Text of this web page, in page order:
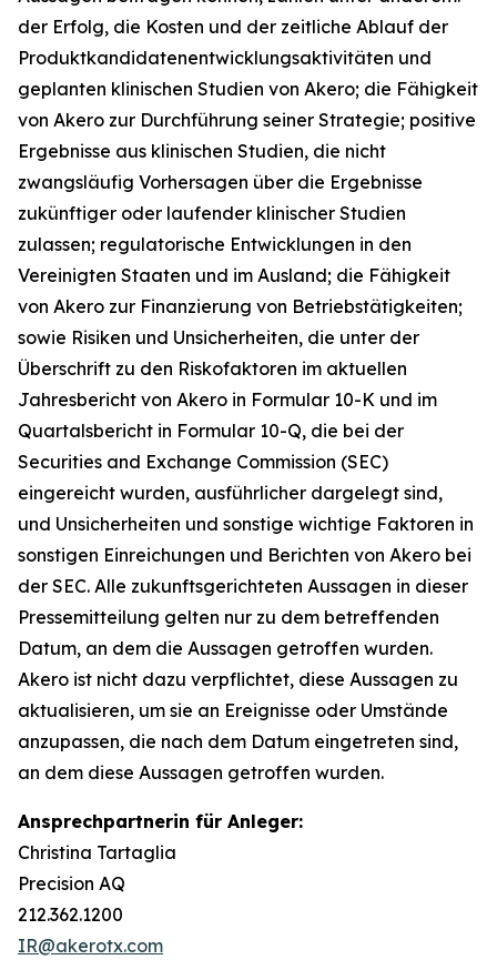
der Erfolg, die Kosten und der zeitliche Ablauf der
Produktkandidatenentwicklungsaktivitäten und
geplanten klinischen Studien von Akero; die Fähigkeit
von Akero zur Durchführung seiner Strategie; positive
Ergebnisse aus klinischen Studien, die nicht
zwangsläufig Vorhersagen über die Ergebnisse
zukünftiger oder laufender klinischer Studien
zulassen; regulatorische Entwicklungen in den
Vereinigten Staaten und im Ausland; die Fähigkeit
von Akero zur Finanzierung von Betriebstätigkeiten;
sowie Risiken und Unsicherheiten, die unter der
Überschrift zu den Riskofaktoren im aktuellen
Jahresbericht von Akero in Formular 10-K und im
Quartalsbericht in Formular 10-Q, die bei der
Securities and Exchange Commission (SEC)
eingereicht wurden, ausführlicher dargelegt sind,
und Unsicherheiten und sonstige wichtige Faktoren in
sonstigen Einreichungen und Berichten von Akero bei
der SEC. Alle zukunftsgerichteten Aussagen in dieser
Pressemitteilung gelten nur zu dem betreffenden
Datum, an dem die Aussagen getroffen wurden.
Akero ist nicht dazu verpflichtet, diese Aussagen zu
aktualisieren, um sie an Ereignisse oder Umstände
anzupassen, die nach dem Datum eingetreten sind,
an dem diese Aussagen getroffen wurden.
Ansprechpartnerin für Anleger:
Christina Tartaglia
Precision AQ
212.362.1200
IR@akerotx.com